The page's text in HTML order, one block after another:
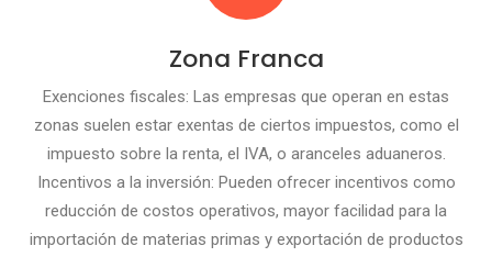
Zona Franca
Exenciones fiscales: Las empresas que operan en estas
zonas suelen estar exentas de ciertos impuestos, como el
impuesto sobre la renta, el IVA, o aranceles aduaneros.
Incentivos a la inversión: Pueden ofrecer incentivos como
reducción de costos operativos, mayor facilidad para la
importación de materias primas y exportación de productos